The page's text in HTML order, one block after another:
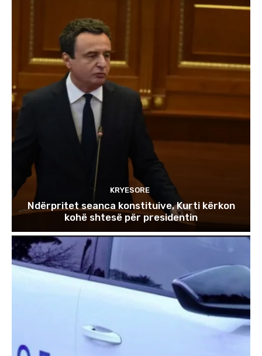
KRYESORE
Ndërpritet seanca konstituive, Kurti kërkon
kohë shtesë për presidentin